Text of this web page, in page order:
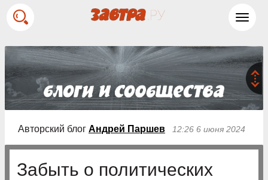
Авторский блог Андрей Паршев 12:26 6 июня 2024
Забыть о политических